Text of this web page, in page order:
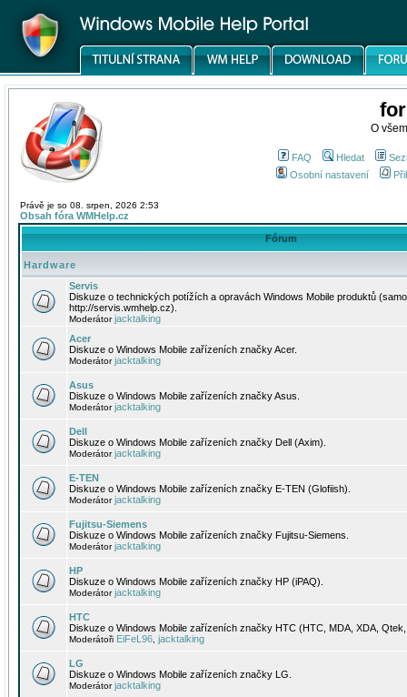
O
FAQ Hledat
Osobní nastavení
Právě je so 08. srpen, 2026 2:53
Obsah fóra WMHelp.cz
Fórum
Hardware
Servis
Diskuze o technických potížích a opravách Windows Mobile produktů
http://servis.wmhelp.cz).
Moderátorjacktalking
Acer
Diskuze o Windows Mobile zařízeních značky Acer.
Moderátorjacktalking
Asus
Diskuze o Windows Mobile zařízeních značky Asus.
Moderátorjacktalking
Dell
Diskuze o Windows Mobile zařízeních značky Dell (Axim).
Moderátorjacktalking
E-TEN
Diskuze o Windows Mobile zařízeních značky E-TEN (Glofiish).
Moderátorjacktalking
Fujitsu-Siemens
Diskuze o Windows Mobile zařízeních značky Fujitsu-Siemens.
Moderátorjacktalking
HP
Diskuze o Windows Mobile zařízeních značky HP (iPAQ).
Moderátorjacktalking
HTC
Diskuze o Windows Mobile zařízeních značky HTC (HTC, MDA, XDA,
Moderátoři EiFeL96 jacktalking
LG
Diskuze o Windows Mobile zařízeních značky LG.
Moderátorjacktalking